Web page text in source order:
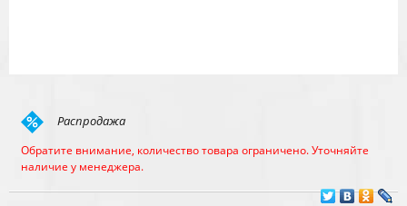
Распродажа
Обратите внимание, количество товара ограничено. Уточняйте
наличие у менеджера.